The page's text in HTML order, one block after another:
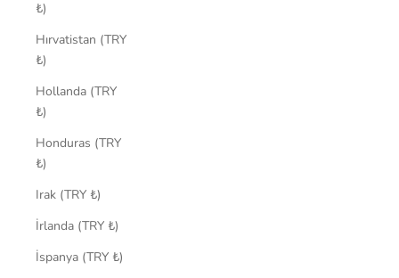
₺)
Hırvatistan (TRY
₺)
Hollanda (TRY
₺)
Honduras (TRY
₺)
Irak (TRY ₺)
İrlanda (TRY ₺)
İspanya (TRY ₺)